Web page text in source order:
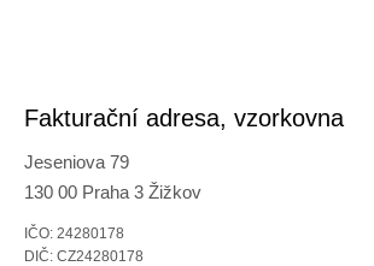
Fakturační adresa, vzorkovna
Jeseniova 79
130 00 Praha 3 Žižkov
IČO: 24280178
DIČ: CZ24280178